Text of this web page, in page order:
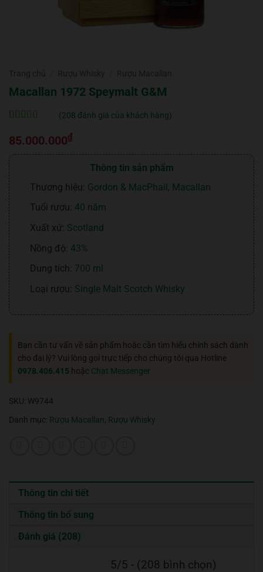
Macallan 1972 Speymalt G&M
trên đánh
giá
(208 đánh giá của khách hàng)
85.000.000₫
Thông tin sản phẩm
Thương hiệu: Gordon & MacPhail, Macallan
Tuổi rượu: 40 năm
Xuất xứ: Scotland
Nồng độ: 43%
Dung tích: 700 ml
Loại rượu: Single Malt Scotch Whisky
Bạn cần tư vấn về sản phẩm hoặc cần tìm hiểu chính sách dành
cho đại lý? Vui lòng gọi trực tiếp cho chúng tôi qua Hotline
0978.406.415 hoặc Chat Messenger
SKU: W9744
Danh mục: Rượu Macallan, Rượu Whisky
Thông tin chi tiết
Thông tin bổ sung
Đánh giá (208)
5/5 - (208 bình chọn)